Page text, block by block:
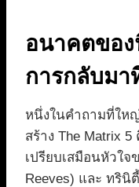
อนาคตขอ
การกลับมา
หนึ่งในคำถามที่ให
สร้าง The Matrix
เปรียบเสมือนหัวใจ
Reeves) และ ทรินิ